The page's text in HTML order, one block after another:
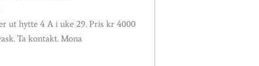
ut hytte 4 A i uke 29. Pris kr 4000
Ta kontakt. Mona